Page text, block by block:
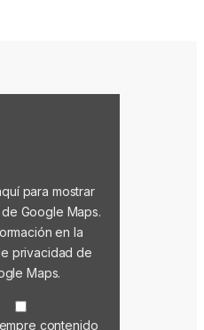
para mostrar
Google Maps.
en la
privacidad de
Maps.
contenido